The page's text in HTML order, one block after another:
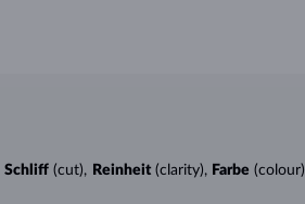
Schliff (cut), Reinheit (clarity), Farbe (colour)